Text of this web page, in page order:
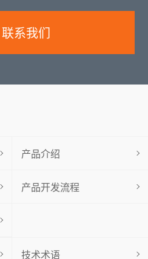
联系我们
技术术语
产品介绍
产品开发流程